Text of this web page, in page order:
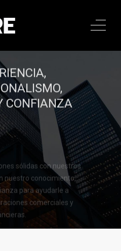
CONTACTAR
CONFIANZA
sólidas con nuestros
nuestro conocimiento,
para ayudarle a
comerciales y
779 9188